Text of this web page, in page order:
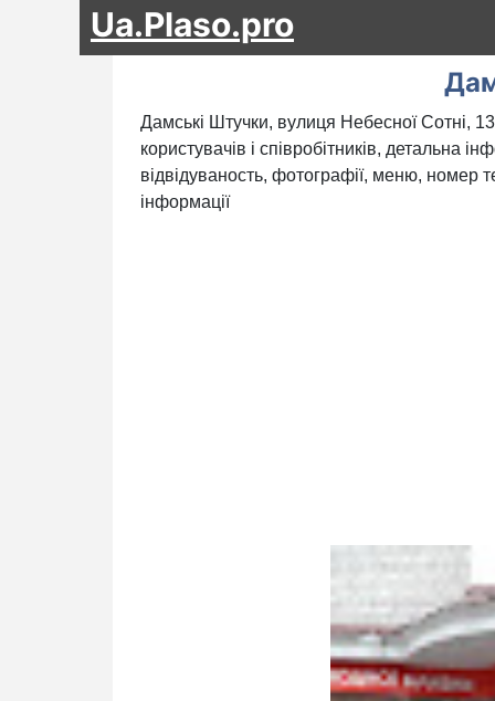
Ua.Plaso.pro
Дамські Штучки, вулиця Небесної Сотні,
користувачів і співробітників, детальна
відвідуваность, фотографії, меню, номер
інформації